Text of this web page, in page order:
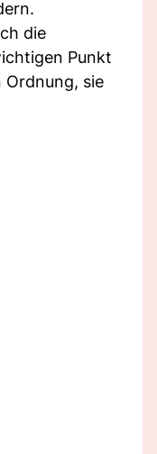
die
Punkt
Ordnung, sie